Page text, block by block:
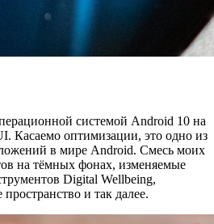
системой Android 10 на
Касаемо оптимизации, это одно из
в мире Android. Смесь моих
на тёмных фонах, изменяемые
Digital Wellbeing,
и так далее.